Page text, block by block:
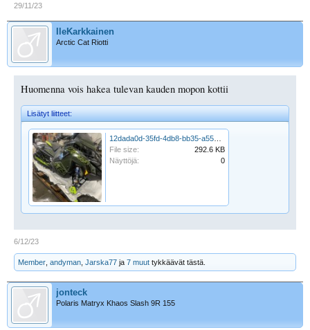
29/11/23
IleKarkkainen
Arctic Cat Riotti
Huomenna vois hakea tulevan kauden mopon kottii
Lisätyt liitteet:
File size:
292.6 KB
Näyttöjä:
0
6/12/23
Member andyman Jarska77 ja 7 muut tykkäävät tästä.
jonteck
Polaris Matryx Khaos Slash 9R 155